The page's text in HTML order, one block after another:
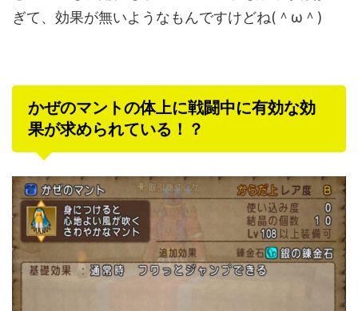
ぎて、効果が無いようなもんですけどね(＾ω＾)
かぜのマントの体上に戦闘中に有効な効
果が求められている！？